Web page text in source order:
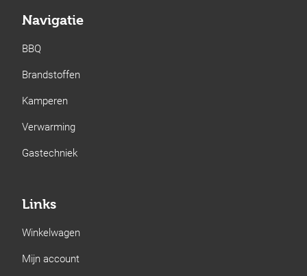
Navigatie
BBQ
Brandstoffen
Kamperen
Verwarming
Gastechniek
Links
Winkelwagen
Mijn account